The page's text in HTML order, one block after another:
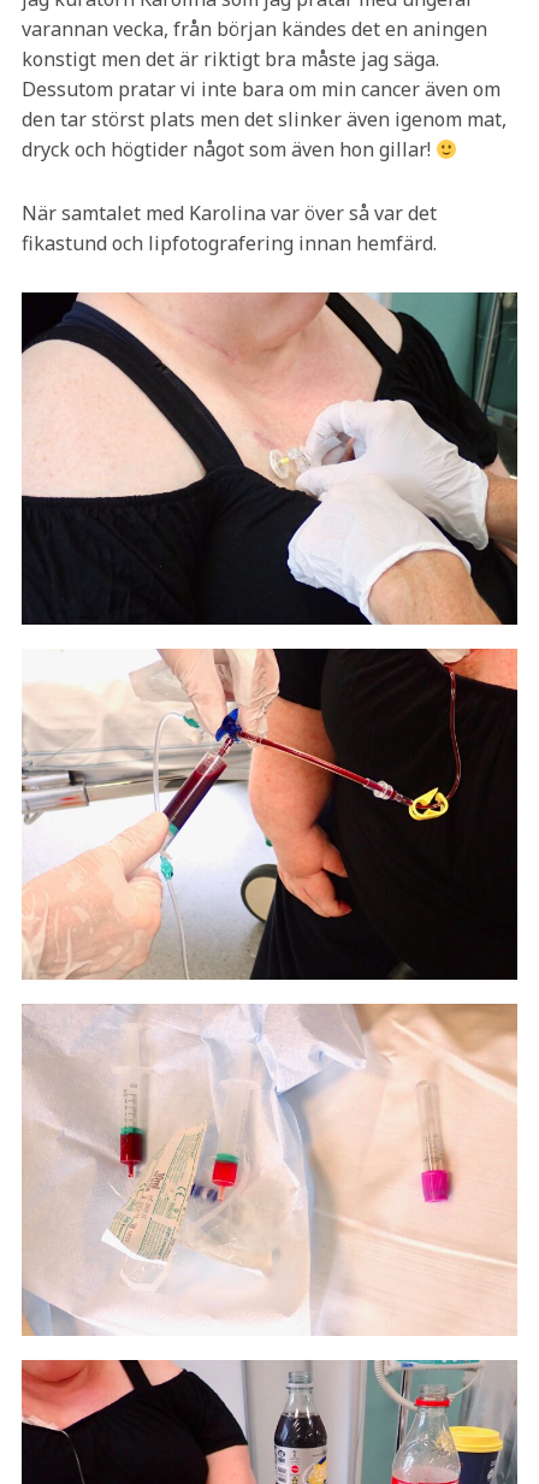
varannan vecka, från början kändes det en aningen
konstigt men det är riktigt bra måste jag säga.
Dessutom pratar vi inte bara om min cancer även om
den tar störst plats men det slinker även igenom mat,
dryck och högtider något som även hon gillar!
När samtalet med Karolina var över så var det
fikastund och lipfotografering innan hemfärd.